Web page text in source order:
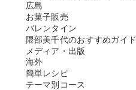
広島
お菓子販売
バレンタイン
隈部美千代のおすすめガイド
メディア・出版
海外
簡単レシピ
テーマ別コース